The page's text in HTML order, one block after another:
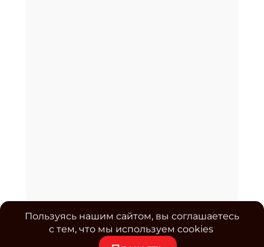
Пользуясь нашим сайтом, вы соглашаетесь
с тем, что мы используем cookies